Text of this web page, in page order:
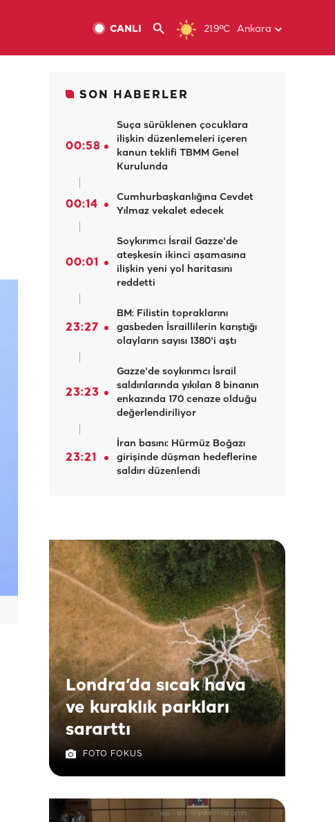
21.9ºC Ankara
CANLI
SON HABERLER
00:58
Suça sürüklenen çocuklara
ilişkin düzenlemeleri içeren
kanun teklifi TBMM Genel
Kurulunda
00:14
Cumhurbaşkanlığına Cevdet
Yılmaz vekalet edecek
00:01
Soykırımcı İsrail Gazze'de
ateşkesin ikinci aşamasına
ilişkin yeni yol haritasını
reddetti
23:27
BM: Filistin topraklarını
gasbeden İsraillilerin karıştığı
olayların sayısı 1380'i aştı
23:23
Gazze'de soykırımcı İsrail
saldırılarında yıkılan 8 binanın
enkazında 170 cenaze olduğu
değerlendiriliyor
23:21
İran basını: Hürmüz Boğazı
girişinde düşman hedeflerine
saldırı düzenlendi
Londra’da sıcak hava
ve kuraklık parkları
sararttı
FOTO FOKUS